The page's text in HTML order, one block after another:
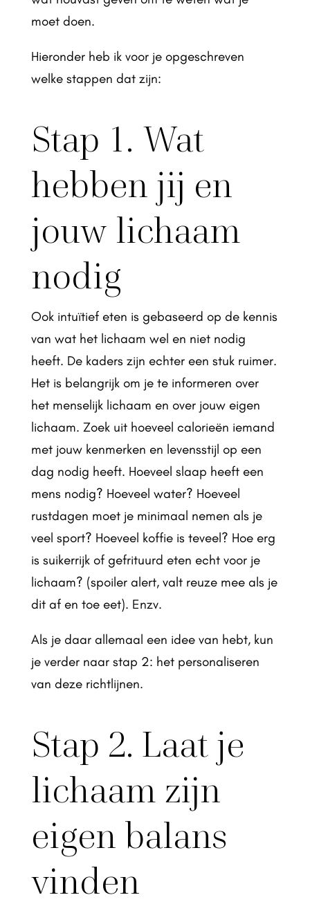
moet doen.
Hieronder heb ik voor je opgeschreven
welke stappen dat zijn:
Stap 1. Wat
hebben jij en
jouw lichaam
nodig
Ook intuïtief eten is gebaseerd op de kennis
van wat het lichaam wel en niet nodig
heeft. De kaders zijn echter een stuk ruimer.
Het is belangrijk om je te informeren over
het menselijk lichaam en over jouw eigen
lichaam. Zoek uit hoeveel calorieën iemand
met jouw kenmerken en levensstijl op een
dag nodig heeft. Hoeveel slaap heeft een
mens nodig? Hoeveel water? Hoeveel
rustdagen moet je minimaal nemen als je
veel sport? Hoeveel koffie is teveel? Hoe erg
is suikerrijk of gefrituurd eten echt voor je
lichaam? (spoiler alert, valt reuze mee als je
dit af en toe eet). Enzv.
Als je daar allemaal een idee van hebt, kun
je verder naar stap 2: het personaliseren
van deze richtlijnen.
Stap 2. Laat je
lichaam zijn
eigen balans
vinden